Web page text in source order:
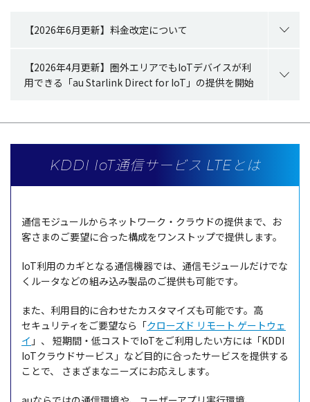
【2026年6月更新】料金改定について
【2026年4月更新】圏外エリアでもIoTデバイスが利
用できる「au Starlink Direct for IoT」の提供を開始
KDDI IoT通信サービス LTEとは
通信モジュールからネットワーク・クラウドの提供まで、お
客さまのご要望に合った構成をワンストップで提供します。
IoT利用のカギとなる通信機器では、 通信モジュールだけでな
く ルータなどの組み込み製品のご提供も可能です。
また、 利用目的に合わせたカスタマイズも可能です。高
セキュリティ をご要望なら「クローズド リモート ゲートウェ
イ 」、 短期間 ・低コストでIoTをご利用 したい方には「KDDI
IoTクラウドサービス」など目的に合ったサービスを提供する
ことで、
さまざまなニーズにお応えします。